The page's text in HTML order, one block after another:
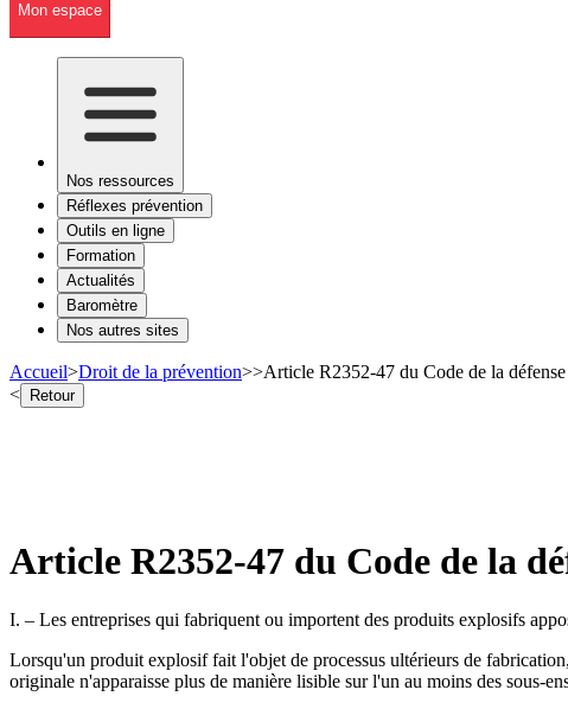
Mon espace
Nos ressources
Réflexes prévention
Outils en ligne
Formation
Actualités
Baromètre
Nos autres sites
Accueil>Droit de la prévention>>Article R2352-47 du Code de la
< Retour
Article R2352-47 du Code de la
I. – Les entreprises qui fabriquent ou importent des produits explosifs
Lorsqu'un produit explosif fait l'objet de processus ultérieurs de
originale n'apparaisse plus de manière lisible sur l'un au moins des sous-